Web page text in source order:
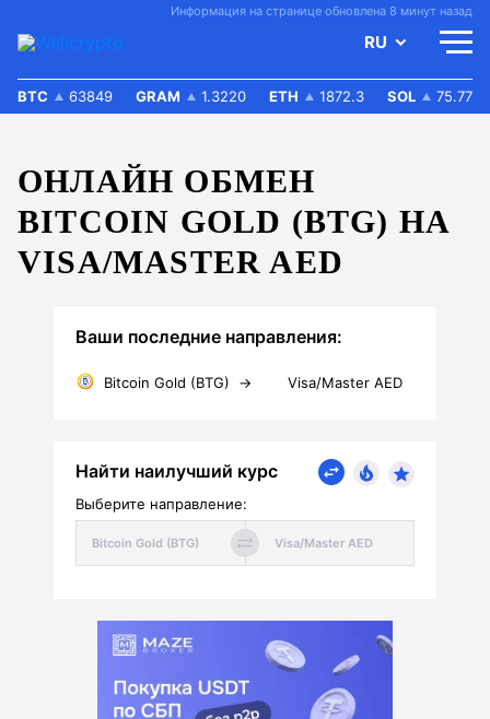
Информация на странице обновлена 8 минут назад
RU
BTC 63849 GRAM 1.3220 ETH 1872.3 SOL 75.77
ОНЛАЙН ОБМЕН
BITCOIN GOLD (BTG) НА
VISA/MASTER AED
Ваши последние направления:
Bitcoin Gold (BTG) → Visa/Master AED
Найти наилучший курс
Выберите направление: